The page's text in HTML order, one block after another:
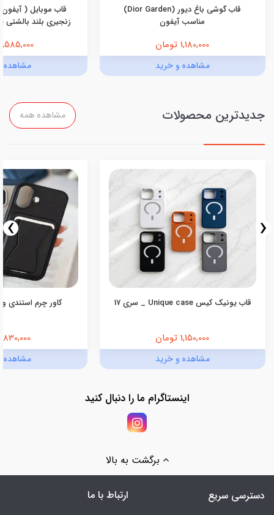
قاب گوشی باغ دیور (Dior Garden)
مناسب آیفون
1,180,000 تومان
مشاهده و خرید
قاب موبایل (
زنجیری بلند بالشتی
1,585,000 تومان
مشاهده
جدیدترین محصولات مشاهده همه
قاب یونیک کیس Unique case _ سری 17
1,150,000 تومان
مشاهده و خرید
کاور چرم استندی
830,000 تومان
مشاهده
‹
›
اینستاگرام ما را دنبال کنید
برگشت به بالا
دسترسی سریع ارتباط با ما